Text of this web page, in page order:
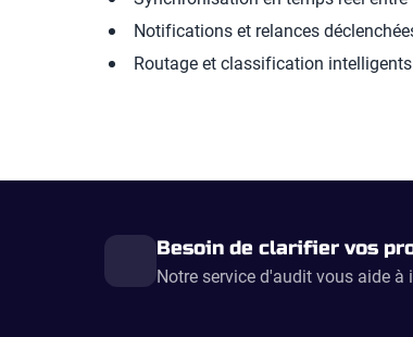
Notifications et relances
Routage et classification
Besoin de clarifier vos
Notre service d'audit vous aide